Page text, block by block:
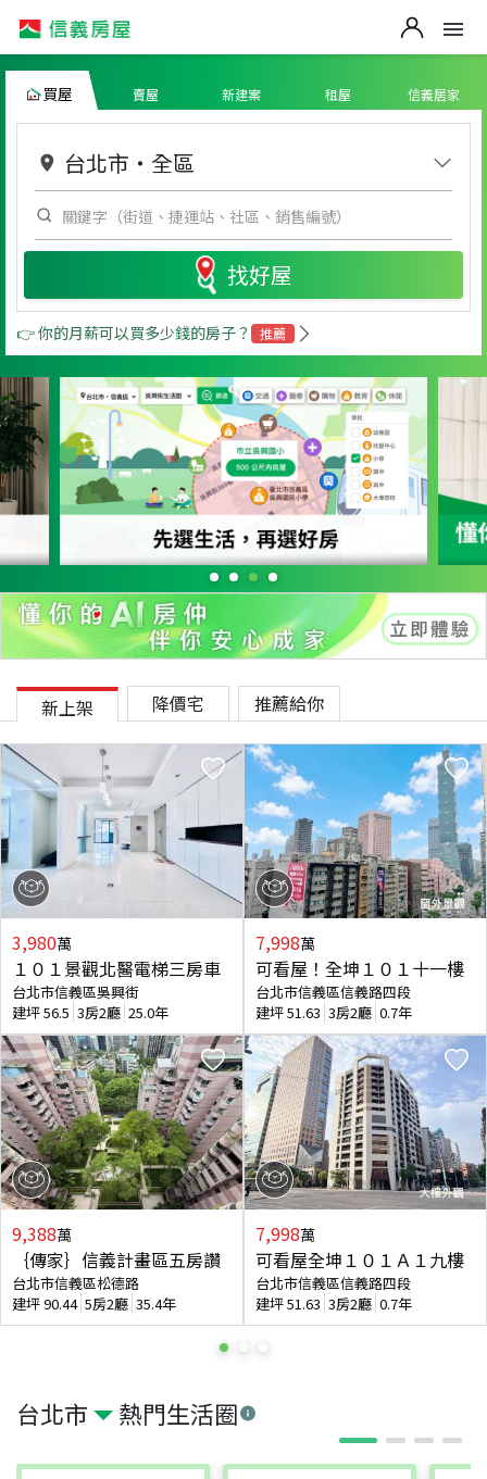
買屋 賣屋 新建案 租屋 信義居家
台北市 ・ 全區
找好屋
👉 你的月薪可以買多少錢的房子？ 推薦
台北市 熱門生活圈
新上架 降價宅 推薦給你
3,980萬
１０１景觀北醫電梯三房車
台北市信義區吳興街
建坪56.5 3房2廳 25.0年
9,388萬
｛傳家｝信義計畫區五房讚
台北市信義區松德路
建坪90.44 5房2廳 35.4年
7,998萬
可看屋！全坤１０１十一樓
台北市信義區信義路四段
建坪51.63 3房2廳 0.7年
7,998萬
可看屋全坤１０１Ａ１九樓
台北市信義區信義路四段
建坪51.63 3房2廳 0.7年